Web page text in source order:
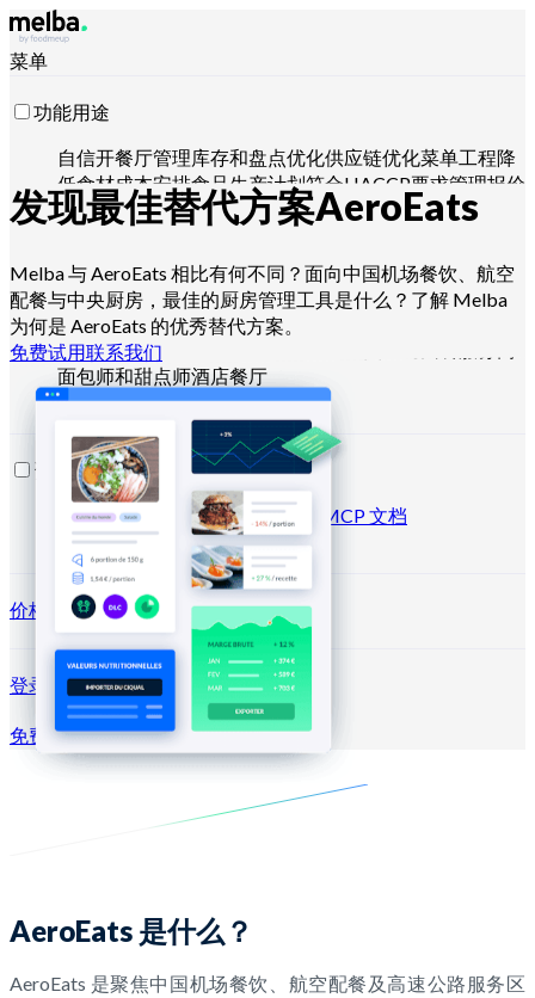
菜单
功能用途
自信开餐厅管理库存和盘点优化供应链优化菜单工程降
低食材成本安排食品生产计划符合HACCP要求管理报价
并分析销售用 Claude、ChatGPT 或 API 操控
适用对象
连锁和大型集团
面包师和甜点师酒店餐厅
资源
博客帮助中心 新闻通讯 API 文档 MCP 文档
价格方案
登录 →
免费试用注册
发现最佳替代方案AeroEats
Melba 与 AeroEats 相比有何不同？面向中国机场餐饮、航空
配餐与中央厨房，最佳的厨房管理工具是什么？了解 Melba
为何是 AeroEats 的优秀替代方案。
免费试用联系我们
AeroEats 是什么？
AeroEats 是聚焦中国机场餐饮、航空配餐及高速公路服务区